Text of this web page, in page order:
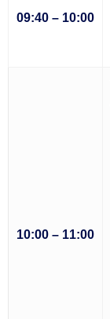
09:40 – 10:00
10:00 – 11:00